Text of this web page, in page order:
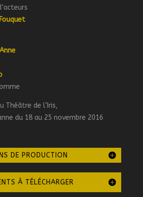
Théâtre de l’Iris,
du 18 au 25 novembre 2016
DE PRODUCTION
À TÉLÉCHARGER